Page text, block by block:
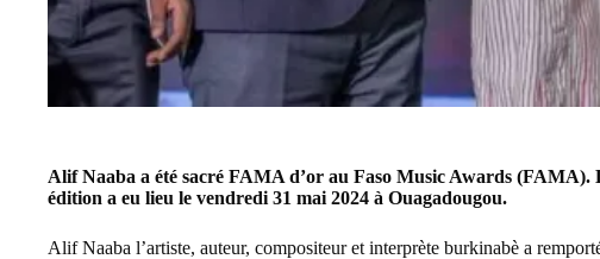
Alif Naaba a été sacré FAMA d’or au Faso Music Awards (FAMA).
édition a eu lieu le vendredi 31 mai 2024 à Ouagadougou.
Alif Naaba l’artiste, auteur, compositeur et interprète burkinabè a